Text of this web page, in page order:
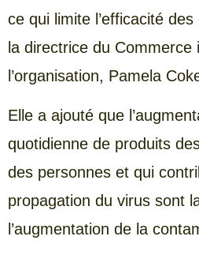
ce qui limite l’efficacité
la directrice du Commerce
l’organisation, Pamela
Elle a ajouté que
quotidienne de produits
des personnes et qui
propagation du virus sont
l’augmentation de la